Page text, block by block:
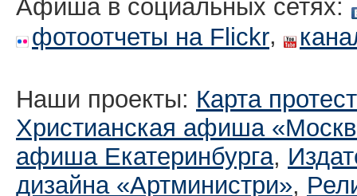
Афиша в социальных сетях:
фотоотчеты на Flickr,
Наши проекты: Карта
Христианская афиша
афиша Екатеринбургa,
дизайна «Артминистри»,